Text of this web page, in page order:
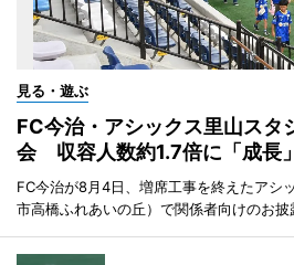
見る・遊ぶ
FC今治・アシックス里山スタ
会 収容人数約1.7倍に「成長」
FC今治が8月4日、増席工事を終えたアシ
市高橋ふれあいの丘）で関係者向けのお披